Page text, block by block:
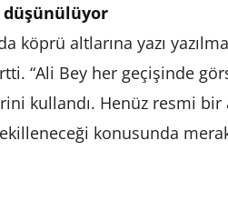
düşünülüyor
köprü altlarına yazı
“Ali Bey her geçişinde
kullandı. Henüz resmi bir
konusunda